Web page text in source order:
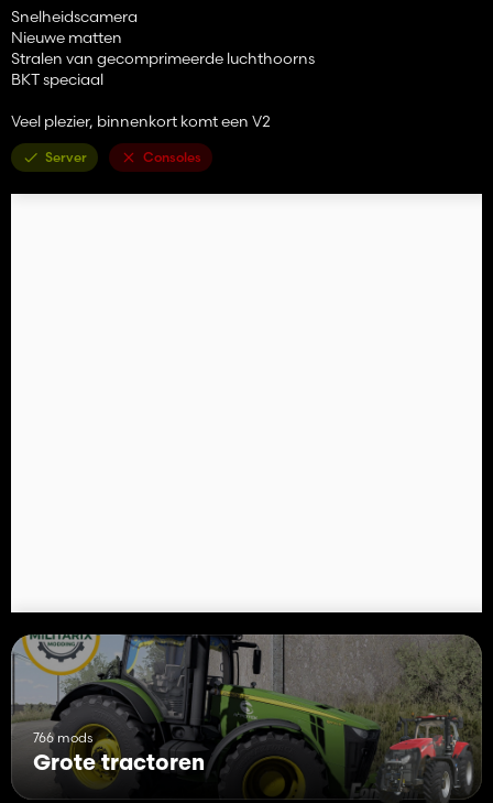
Snelheidscamera
Nieuwe matten
Stralen van gecomprimeerde luchthoorns
BKT speciaal
Veel plezier, binnenkort komt een V2
Server Consoles
766 mods
Grote tractoren